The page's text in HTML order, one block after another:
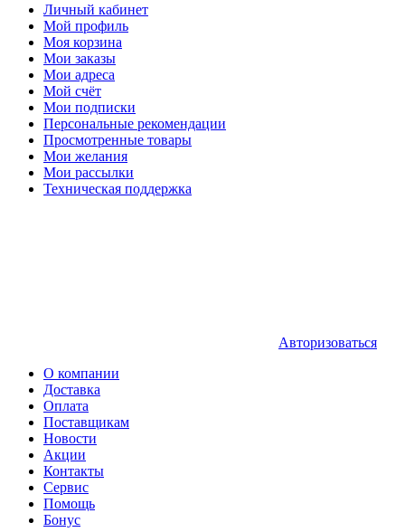
Личный кабинет
Мой профиль
Моя корзина
Мои заказы
Мои адреса
Мой счёт
Мои подписки
Персональные рекомендации
Просмотренные товары
Мои желания
Мои рассылки
Техническая поддержка
Авторизоваться
О компании
Доставка
Оплата
Поставщикам
Новости
Акции
Контакты
Сервис
Помощь
Бонус